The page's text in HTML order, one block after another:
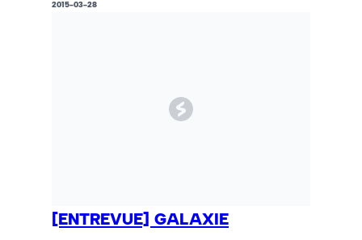
2015-03-28
[ENTREVUE] GALAXIE